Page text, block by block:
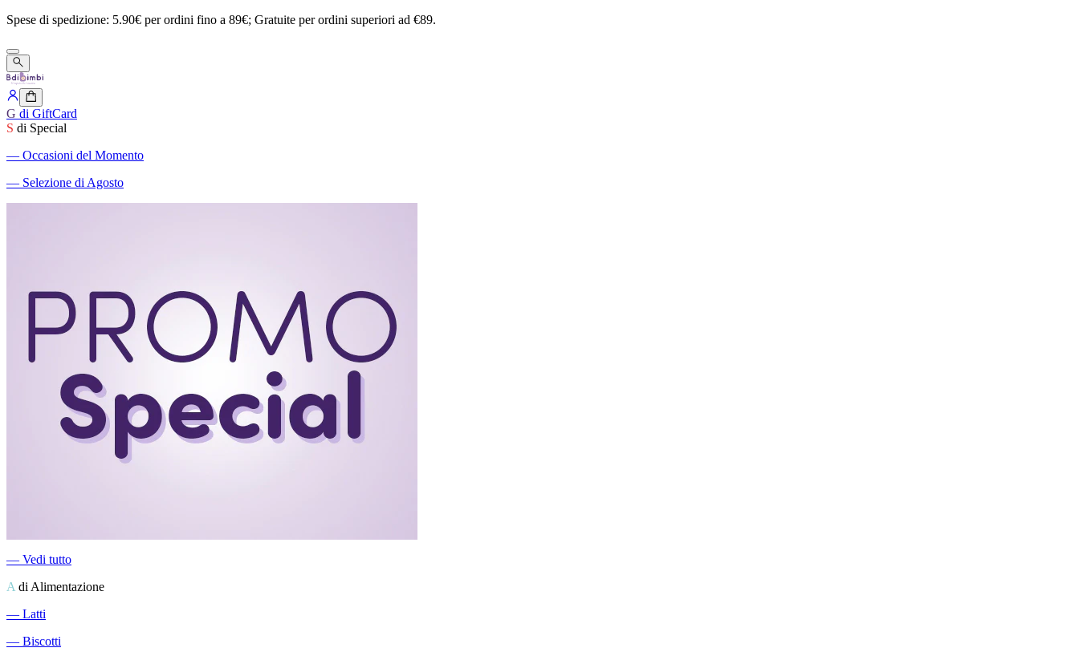
Spese di spedizione: 5.90€ perordini fino a 89€; Gratuite perordini superiori ad €89.
G di GiftCard
S di Special
― Occasioni del Momento
― Selezione di Agosto
― Vedi tutto
A di Alimentazione
― Latti
― Biscotti